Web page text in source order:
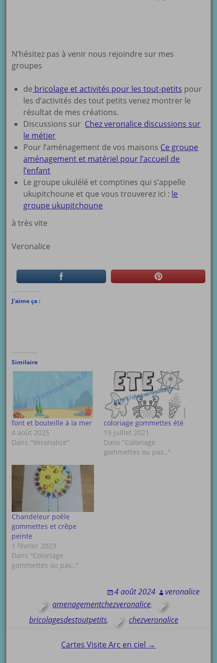
N’hésitez pas à venir nous rejoindre sur mes
groupes
de bricolage et activités pour les tout-petits pour
les d’activités des tout petits venez montrer le
résultat de mes créations.
Discussions sur Chez veronalice discussions sur
le métier
Pour l’aménagement de vos maisons Ce groupe
aménagement et matériel pour l’accueil de
l’enfant
Le groupe ukulélé et comptines qui s’appelle
ukupitchoune et que vous trouverez ici : le
groupe ukupitchoune
à très vite
Veronalice
J’aime ça :
Similaire
font et bouteille à la mer
4 août 2025
Dans "Veronalice"
coloriage gommettes été
19 juillet 2021
Dans "Coloriage
gommettes ou pas.."
Chandeleur poêle
gommettes et crêpe
peinte
1 février 2023
Dans "Coloriage
gommettes ou pas.."
4 août 2024
veronalice
amenagementchezveronalice,
bricolagesdestoutpetits, chezveronalice
Cartes Visite Arc en ciel →